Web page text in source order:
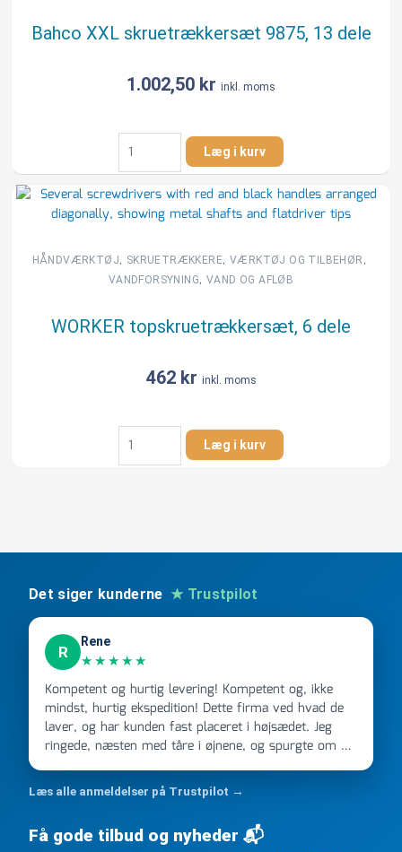
Bahco XXL skruetrækkersæt 9875, 13 dele
1.002,50 kr inkl. moms
Bahco
XXL
skruetrækkersæt
9875,
13
antal
Læg i kurv
HÅNDVÆRKTØJ, SKRUETRÆKKERE, VÆRKTØJ OG TILBEHØR ,
VANDFORSYNING, VAND OG AFLØB
WORKER topskruetrækkersæt, 6 dele
462 kr inkl. moms
WORKER
topskruetrækkersæt,
6
Læg i kurv
Det siger kunderne ★ Trustpilot
R
Rene
★★★★★
Kompetent og hurtig levering! Kompetent og, ikke
mindst, hurtig ekspedition! Dette firma ved hvad de
laver, og har kunden fast placeret i højsædet. Jeg
ringede, næsten med tåre i øjnene, og spurgte om de
kunne overholde en 2 måneder gammel aftale. Jeg
ringede onsdag kl 16, og min store ordre kom dagen
efter kl 6.45! Kan slet ikke få armene ned, og næste
gang jeg skal bruge noget, vil jeg ringe til dem
Læs alle anmeldelser på Trustpilot →
Få gode tilbud og nyheder 📬